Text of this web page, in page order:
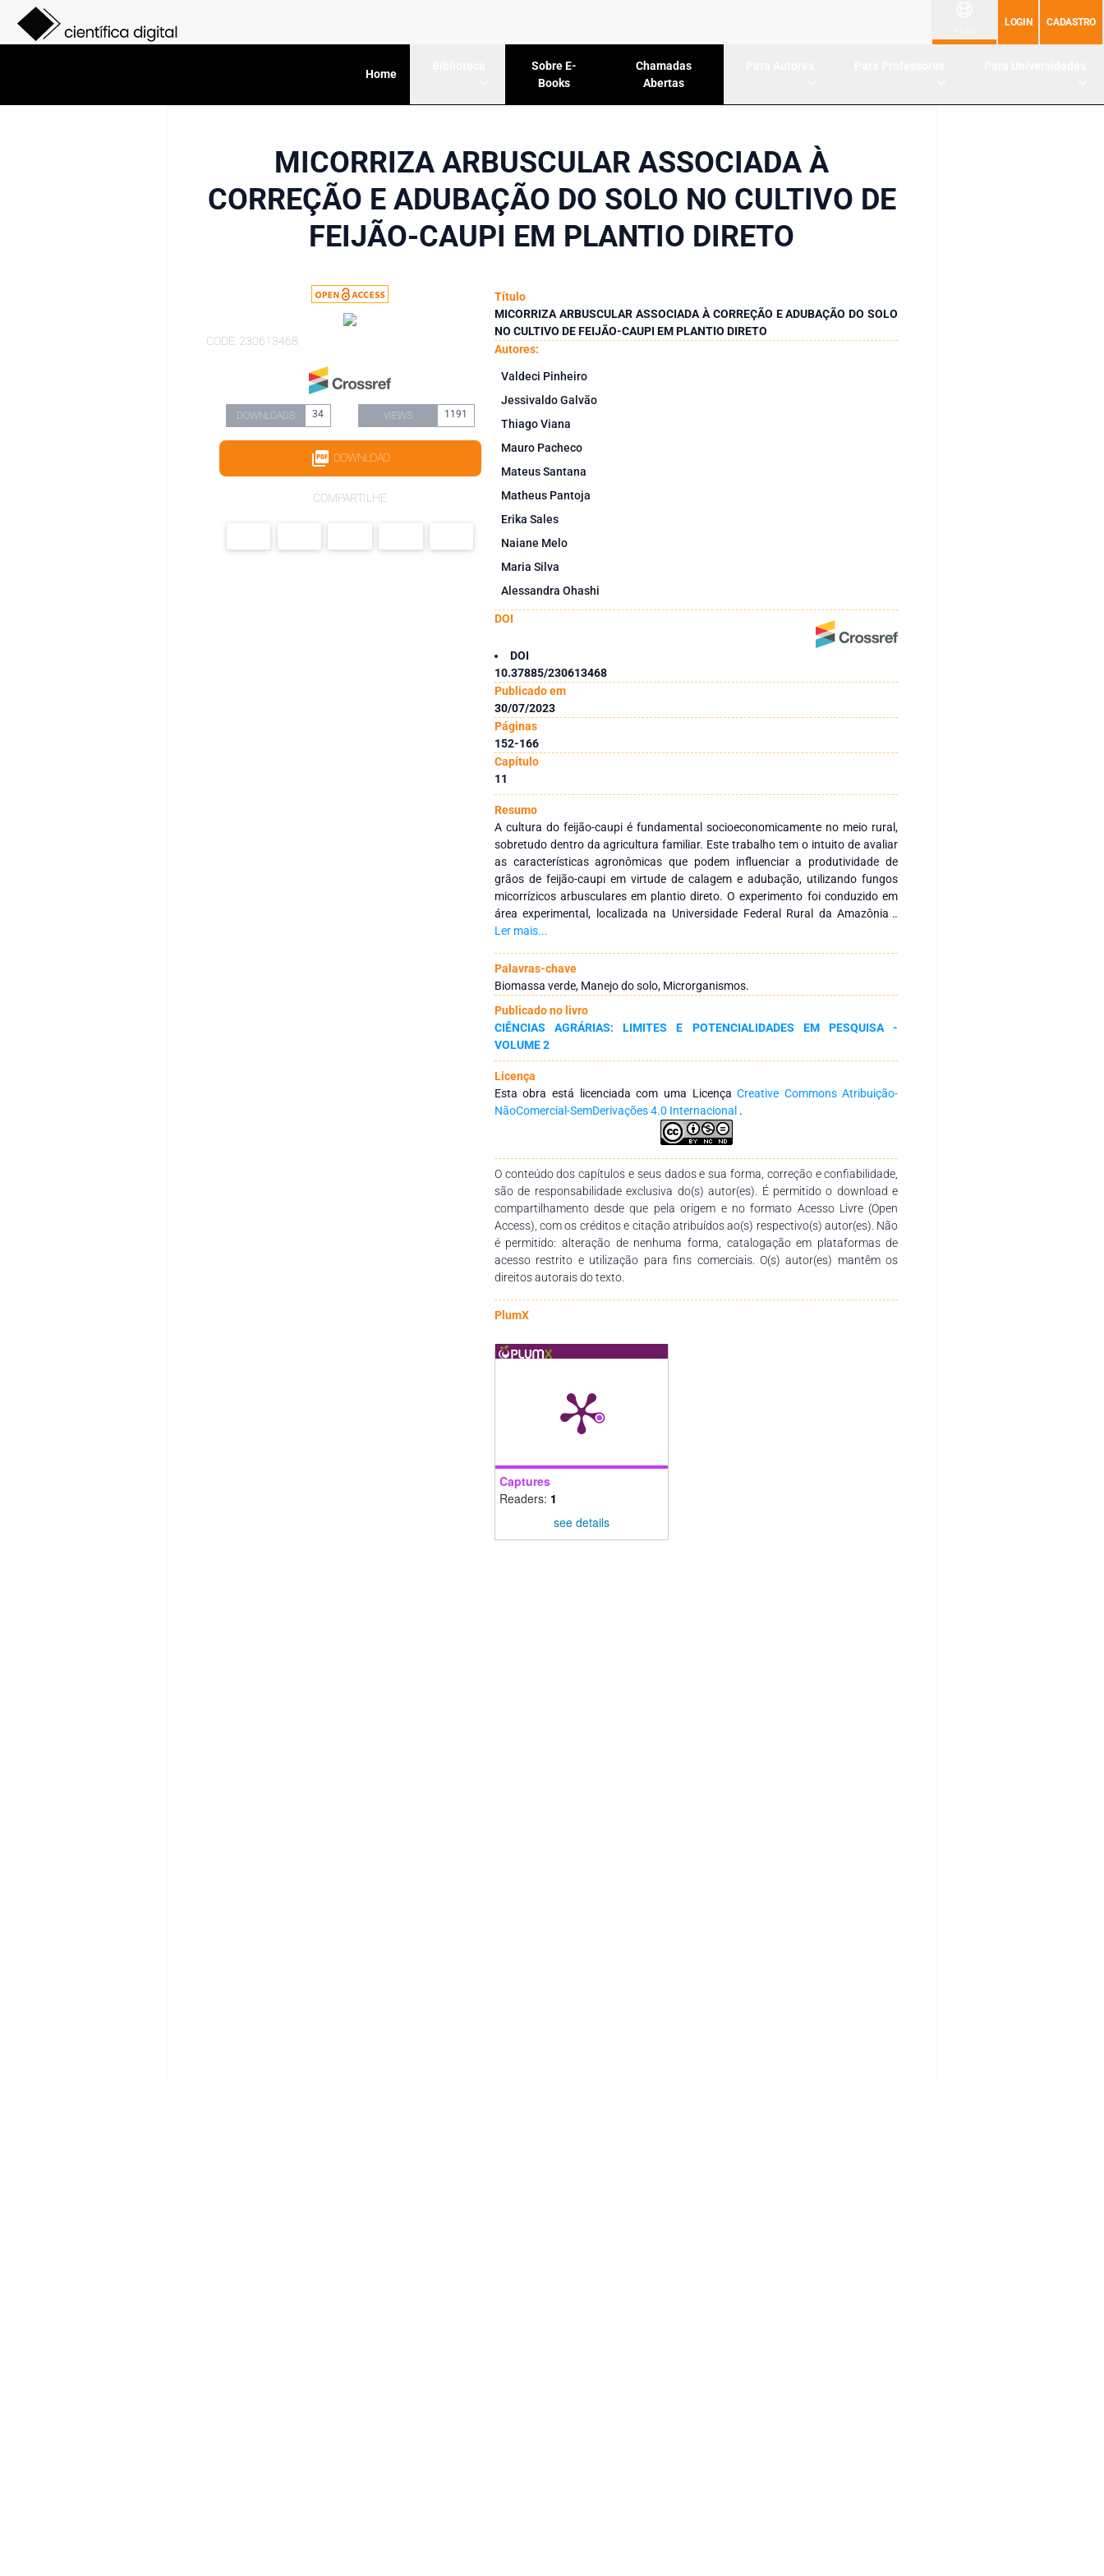
LOGIN CADASTRO
Home
Sobre E-
Books
Chamadas
Abertas
MICORRIZA ARBUSCULAR ASSOCIADA À
CORREÇÃO E ADUBAÇÃO DO SOLO NO CULTIVO DE
FEIJÃO-CAUPI EM PLANTIO DIRETO
CODE: 230613468
DOWNLOADS 34 VIEWS 1191
DOWNLOAD
COMPARTILHE
Título
MICORRIZA ARBUSCULAR ASSOCIADA À CORREÇÃO E ADUBAÇÃO DO SOLO
NO CULTIVO DE FEIJÃO-CAUPI EM PLANTIO DIRETO
Autores:
Valdeci Pinheiro
Jessivaldo Galvão
Thiago Viana
Mauro Pacheco
Mateus Santana
Matheus Pantoja
Erika Sales
Naiane Melo
Maria Silva
Alessandra Ohashi
DOI
DOI
10.37885/230613468
Publicado em
30/07/2023
Páginas
152-166
Capítulo
11
Resumo
A cultura do feijão-caupi é fundamental socioeconomicamente no meio rural,
sobretudo dentro da agricultura familiar. Este trabalho tem o intuito de avaliar
as características agronômicas que podem influenciar a produtividade de
grãos de feijão-caupi em virtude de calagem e adubação, utilizando fungos
micorrízicos arbusculares em plantio direto. O experimento foi conduzido em
área experimental, localizada na Universidade Federal Rural da Amazônia -
UFRA, campus Belém no estado do Pará. O delineamento experimental
Os tratamentos foram assim distribuídos: T1: Solo sem nenhuma aplicação
(controle); T2: Calagem; T3: Micorriza; T4: Micorriza + Calagem; T5: Calagem +
Adubação; T6: Adubação + Micorriza e T7: Calagem+ Adubação + Micorriza.
Avaliou-se o número de vagens (NV), massa seca de vagem (MSV),
comprimento médio de vagens (CMV), número de grãos por vagem (NGV), peso
em 100 grãos (P100G) e peso seco de raiz (PSR). A calagem e adubação
juntamente a micorriza propiciou melhores respostas em quase todas as
variáveis (NV, CMV, P100G, PSR), seguido da adubação utilizada juntamente a
micorriza em que a variável MSV respondeu melhor.
Ler mais...
Palavras-chave
Biomassa verde, Manejo do solo, Microrganismos.
Publicado no livro
CIÊNCIAS AGRÁRIAS: LIMITES E POTENCIALIDADES EM PESQUISA -
VOLUME 2
Licença
Esta obra está licenciada com uma LicençaCreative Commons Atribuição-
NãoComercial-SemDerivações 4.0 Internacional .
O conteúdo dos capítulos e seus dados e sua forma, correção e confiabilidade,
são de responsabilidade exclusiva do(s) autor(es). É permitido o download e
compartilhamento desde que pela origem e no formato Acesso Livre (Open
Access), com os créditos e citação atribuídos ao(s) respectivo(s) autor(es). Não
é permitido: alteração de nenhuma forma, catalogação em plataformas de
acesso restrito e utilização para fins comerciais. O(s) autor(es) mantêm os
direitos autorais do texto.
PlumX
Captures
Readers: 1
see details